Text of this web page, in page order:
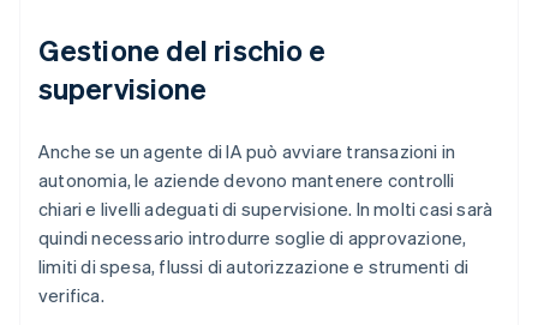
Gestione del rischio e
supervisione
Anche se un agente di IA può avviare transazioni in
autonomia, le aziende devono mantenere controlli
chiari e livelli adeguati di supervisione. In molti casi sarà
quindi necessario introdurre soglie di approvazione,
limiti di spesa, flussi di autorizzazione e strumenti di
verifica.